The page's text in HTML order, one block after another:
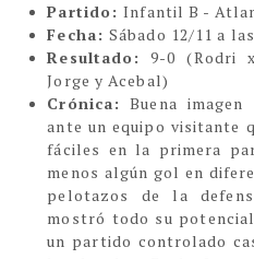
Partido:Infantil B -
Fecha:Sábado 12/11 a
Resultado:
9-0 (Rodri
Jorge y Acebal)
Crónica: Buena
ante un equipo visitante
fáciles en la primera
menos algún gol en
pelotazos de la
mostró todo su
un partido controlado